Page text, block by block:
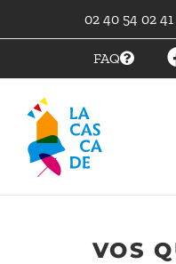
02 40 54 02 41
FAQ
VOS